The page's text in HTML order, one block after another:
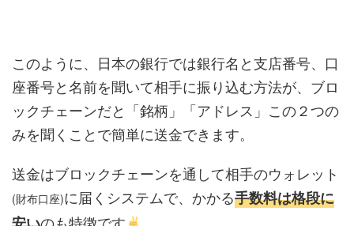
このように、日本の銀行では銀行名と支店番号、口
座番号と名前を聞いて相手に振り込む方法が、ブロ
ックチェーンだと「銘柄」「アドレス」この２つの
みを聞くことで簡単に送金できます。
送金はブロックチェーンを通して相手のウォレット
(財布口座)に届くシステムで、かかる手数料は格段に
のも特徴です